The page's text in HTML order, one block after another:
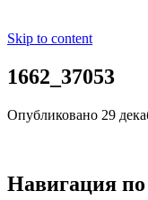
Skip to content
1662_37053
Опубликовано 29
Навигация